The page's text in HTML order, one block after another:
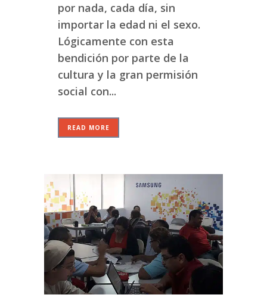
por nada, cada día, sin
importar la edad ni el sexo.
Lógicamente con esta
bendición por parte de la
cultura y la gran permisión
social con...
READ MORE